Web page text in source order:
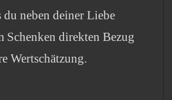
neben deiner Liebe
Schenken direkten Bezug
Wertschätzung.